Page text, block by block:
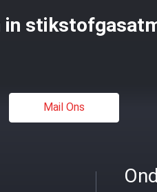
in
Mail Ons